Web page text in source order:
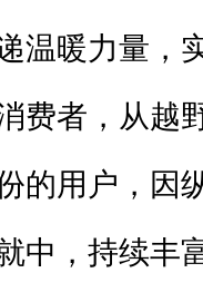
温暖力量，
费者，从越
的用户，因
中，持续丰